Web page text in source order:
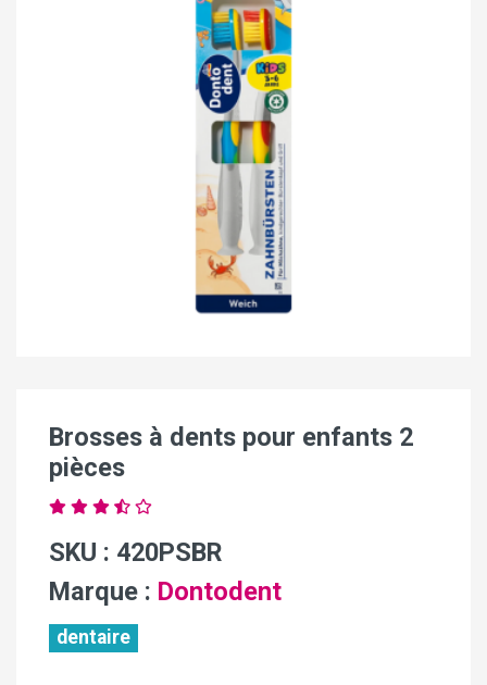
Brosses à dents pour enfants 2
pièces
SKU : 420PSBR
Marque : Dontodent
dentaire